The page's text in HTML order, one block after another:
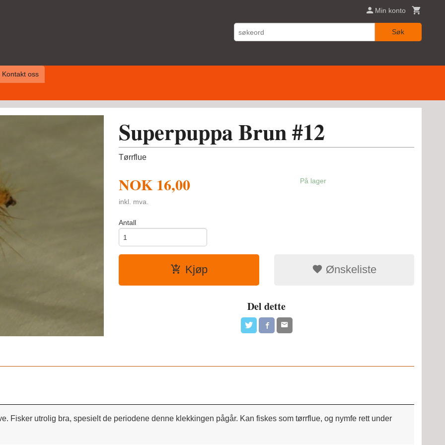
Min konto
Søk
Kontakt oss
Superpuppa Brun #12
Tørrflue
NOK 16,00
inkl. mva.
På lager
Antall
Kjøp Ønskeliste
Del dette
Fisker utrolig bra, spesielt de periodene denne klekkingen pågår. Kan fiskes som tørrflue, og nymfe rett under